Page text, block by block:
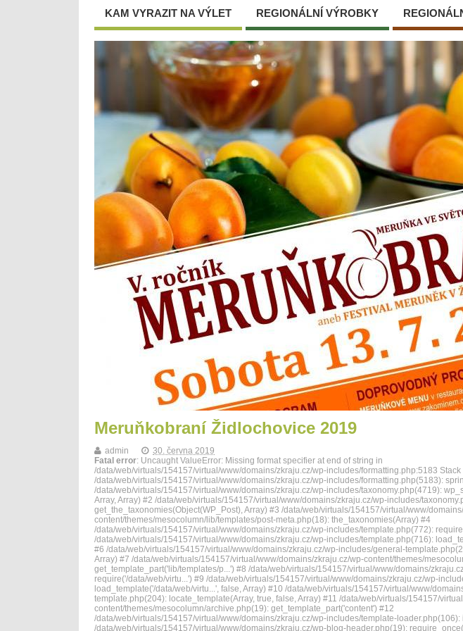
KAM VYRAZIT NA VÝLET REGIONÁLNÍ VÝROBKY
Meruňkobraní Židlochovice 2019
admin
30. června 2019
Fatal error: Uncaught ValueError: Missing format specifier at end of string in
/data/web/virtuals/154157/virtual/www/domains/zkraju.cz/wp-includes/formatting.php:5183 Stack
/data/web/virtuals/154157/virtual/www/domains/zkraju.cz/wp-includes/formatting.php(5183):
/data/web/virtuals/154157/virtual/www/domains/zkraju.cz/wp-includes/taxonomy.php(4719):
Array, Array) #2 /data/web/virtuals/154157/virtual/www/domains/zkraju.cz/wp-includes/
get_the_taxonomies(Object(WP_Post), Array) #3 /data/web/virtuals/154157/virtual/www/
content/themes/mesocolumn/lib/templates/post-meta.php(18): the_taxonomies(Array) #4
/data/web/virtuals/154157/virtual/www/domains/zkraju.cz/wp-includes/template.php(772):
/data/web/virtuals/154157/virtual/www/domains/zkraju.cz/wp-includes/template.php(716):
#6 /data/web/virtuals/154157/virtual/www/domains/zkraju.cz/wp-includes/general-
Array) #7 /data/web/virtuals/154157/virtual/www/domains/zkraju.cz/wp-content/themes/
get_template_part('lib/templates/p...') #8 /data/web/virtuals/154157/virtual/www/domains/
require('/data/web/virtu...') #9 /data/web/virtuals/154157/virtual/www/domains/zkraju.cz/wp-
load_template('/data/web/virtu...', false, Array) #10 /data/web/virtuals/154157/virtual/www/
template.php(204): locate_template(Array, true, false, Array) #11 /data/web/virtuals/154157/
content/themes/mesocolumn/archive.php(19): get_template_part('content') #12
/data/web/virtuals/154157/virtual/www/domains/zkraju.cz/wp-includes/template-loader.php(106):
/data/web/virtuals/154157/virtual/www/domains/zkraju.cz/wp-blog-header.php(19):